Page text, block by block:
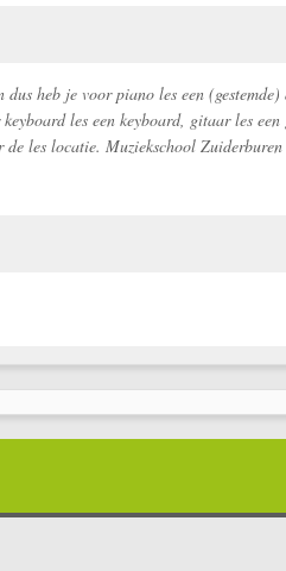
dus heb je voor piano les een (gestemde)
les een keyboard, gitaar les
de les locatie. Muziekschool